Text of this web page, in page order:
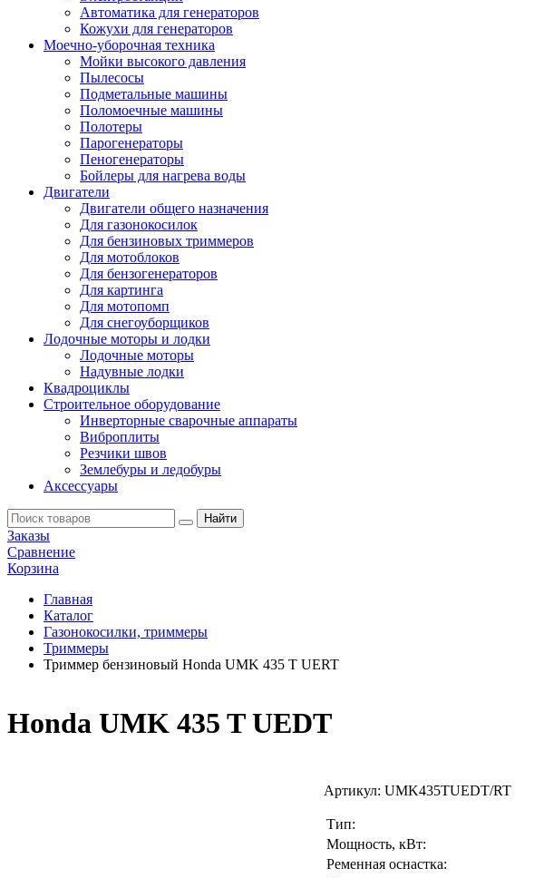
Автоматика для генераторов
Кожухи для генераторов
Моечно-уборочная техника
Мойки высокого давления
Пылесосы
Подметальные машины
Поломоечные машины
Полотеры
Парогенераторы
Пеногенераторы
Бойлеры для нагрева воды
Двигатели
Двигатели общего назначения
Для газонокосилок
Для бензиновых триммеров
Для мотоблоков
Для бензогенераторов
Для картинга
Для мотопомп
Для снегоуборщиков
Лодочные моторы и лодки
Лодочные моторы
Надувные лодки
Квадроциклы
Строительное оборудование
Инверторные сварочные аппараты
Виброплиты
Резчики швов
Землебуры и ледобуры
Аксессуары
Заказы
Сравнение
Корзина
Главная
Каталог
Газонокосилки, триммеры
Триммеры
Триммер бензиновый Honda UMK 435 T UERT
Honda UMK 435 T UEDT
Артикул: UMK435TUEDT/RT
Тип:
Мощность, кВт:
Ременная оснастка: